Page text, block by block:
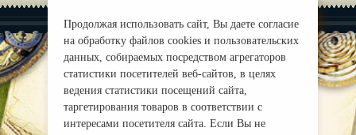
О нас |
mirprognoz@mail.ru
Продолжая использовать сайт, Вы даете согласие
на обработку файлов cookies и пользовательских
данных, собираемых посредством агрегаторов
статистики посетителей веб-сайтов, в целях
ведения статистики посещений сайта,
таргетирования товаров в соответствии с
интересами посетителя сайта. Если Вы не